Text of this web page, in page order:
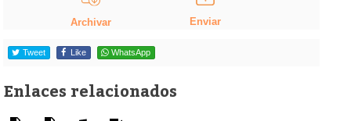
Archivar Enviar
Tweet Like WhatsApp
Enlaces relacionados